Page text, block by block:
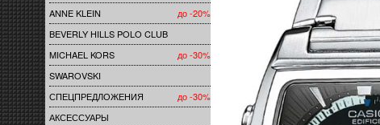
ANNE KLEIN
до -20%
BEVERLY HILLS POLO CLUB
MICHAEL KORS
до -30%
SWAROVSKI
СПЕЦПРЕДЛОЖЕНИЯ
до -30%
АКСЕССУАРЫ